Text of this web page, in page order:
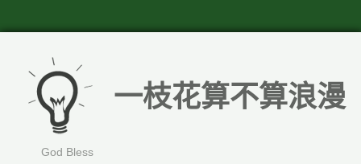
一枝花算不算浪漫
God Bless